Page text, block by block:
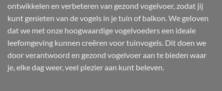
ontwikkelen en verbeteren van gezond vogelvoer, zodat jij
kunt genieten van de vogels in je tuin of balkon. We geloven
dat we met onze hoogwaardige vogelvoeders een ideale
leefomgeving kunnen creëren voor tuinvogels. Dit doen we
door verantwoord en gezond vogelvoer aan te bieden waar
je, elke dag weer, veel plezier aan kunt beleven.